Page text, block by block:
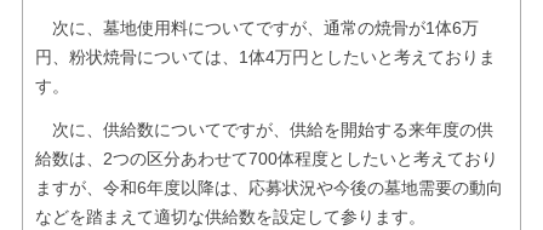
次に、墓地使用料についてですが、通常の焼骨が1体6万
円、粉状焼骨については、1体4万円としたいと考えておりま
す。
次に、供給数についてですが、供給を開始する来年度の供
給数は、2つの区分あわせて700体程度としたいと考えており
ますが、令和6年度以降は、応募状況や今後の墓地需要の動向
などを踏まえて適切な供給数を設定して参ります。